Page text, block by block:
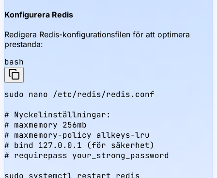
Konfigurera Redis
Redigera Redis-konfigurationsfilen för att optimera
prestanda:
bash
sudo nano /etc/redis/redis.conf
# Nyckelinställningar:
# maxmemory 256mb
# maxmemory-policy allkeys-lru
# bind 127.0.0.1 (för säkerhet)
# requirepass your_strong_password